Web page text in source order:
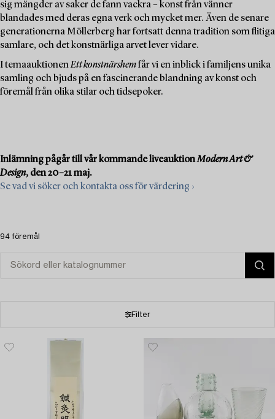
sig mängder av saker de fann vackra – konst från vänner
blandades med deras egna verk och mycket mer. Även de senare
generationerna Möllerberg har fortsatt denna tradition som flitiga
samlare, och det konstnärliga arvet lever vidare.
I temaauktionenEtt konstnärshemfår vi en inblick i familjens unika
samling och bjuds på en fascinerande blandning av konst och
föremål från olika stilar och tidsepoker.
Inlämning pågår till vår kommande liveauktionModern Art &
Design, den 20–21 maj.
Se vad vi söker och kontakta oss för värdering ›
94 föremål
Filter